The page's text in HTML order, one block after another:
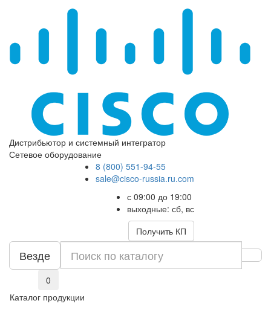
Дистрибьютор и системный интегратор
Сетевое оборудование
8 (800) 551-94-55
sale@cisco-russia.ru.com
с 09:00 до 19:00
выходные: сб, вс
Получить КП
Везде
0
Каталог продукции